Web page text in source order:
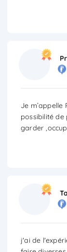
Je m’appelle
possibilité de
garder
j'ai de